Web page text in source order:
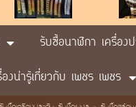
รับซื้อนาฬิกา เครื่อง
องน่ารู้เกี่ยวกับ เพชร เพชร